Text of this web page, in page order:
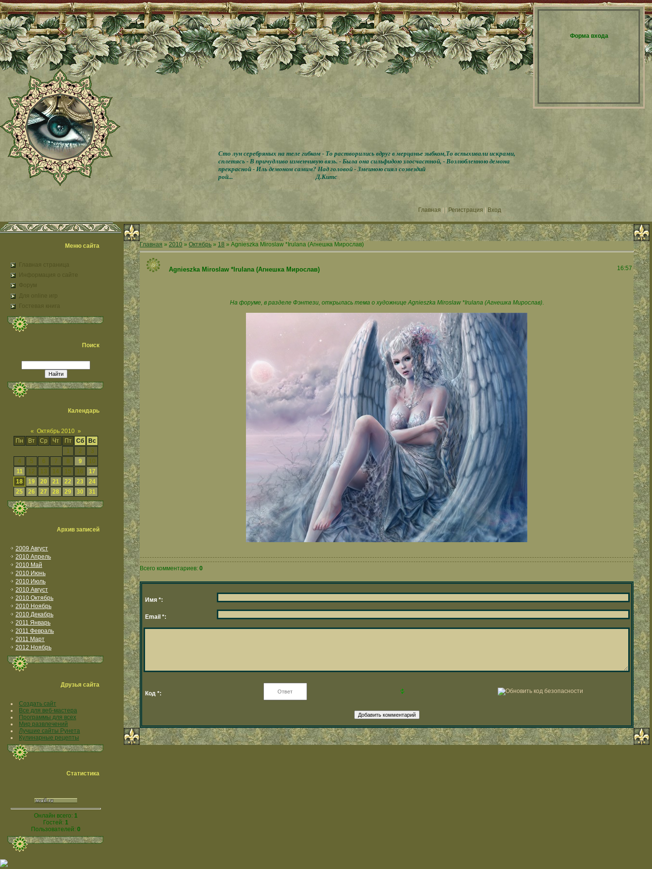
Сто лун серебряных на теле гибком - То растворились вдруг в мерцанье зыбком,То вспыхивали искрами,
сплетясь - В причудливо изменчивую вязь. - Была она сильфидою злосчастной, - Возлюбленною демона
прекрасной - Иль демоном самим? Над головой - Змеиною сиял созвездий
рой...
Д.Китс
Главная Регистрация Вход
Форма входа
Меню сайта
Главная страница
Информация о сайте
Форум
Для online игр
Гостевая книга
Поиск
Календарь
« Октябрь 2010 »
Пн
Вт Ср Чт Пт Сб
Вс
1
2
3
4
5 6 7 8 9
10
11
12 13 14 15 16
17
18
19 20 21 22 23
24
25
26 27 28 29 30 31
Архив записей
2009 Август
2010 Апрель
2010 Май
2010 Июнь
2010 Июль
2010 Август
2010 Октябрь
2010 Ноябрь
2010 Декабрь
2011 Январь
2011 Февраль
2011 Март
2012 Ноябрь
Друзья сайта
Создать сайт
Все для веб-мастера
Программы для всех
Мир развлечений
Лучшие сайты Рунета
Кулинарные рецепты
Статистика
Онлайн всего: 1
Гостей: 1
Пользователей: 0
Главная » 2010 » Октябрь » 18 » Agnieszka Miroslaw *Irulana (Агнешка Мирослав)
Agnieszka Miroslaw *Irulana (Агнешка Мирослав) 16:57
На форуме, в разделе Фэнтези, открылась тема о художнице Agnieszka Miroslaw *Irulana (Агнешка Мирослав).
Всего комментариев: 0
Имя *:
Email *:
Код *: